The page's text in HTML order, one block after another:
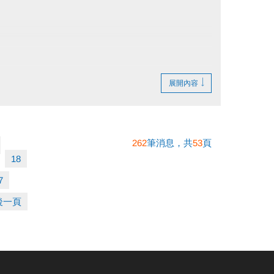
展開內容
18
一頁
262筆消息，共53頁